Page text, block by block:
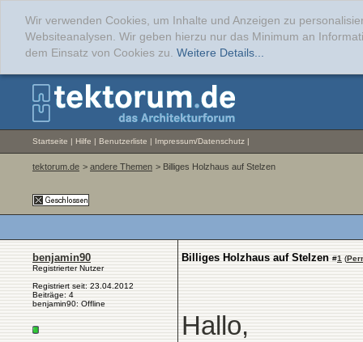
Wir verwenden Cookies, um Inhalte und Anzeigen zu
Websiteanalysen. Wir geben hierzu nur das Minimum an
dem Einsatz von Cookies zu. Weitere Details...
Startseite | Hilfe | Benutzerliste | Impressum/Datenschutz |
tektorum.de > andere Themen > Billiges Holzhaus auf Stelzen
benjamin90
Registrierter Nutzer
Registriert seit: 23.04.2012
Beiträge: 4
benjamin90: Offline
Billiges Holzhaus auf Stelzen #1 (
Hallo,